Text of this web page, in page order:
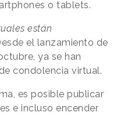
o tablets.
están
el lanzamiento de
ya se han
condolencia virtual.
es posible publicar
e incluso encender